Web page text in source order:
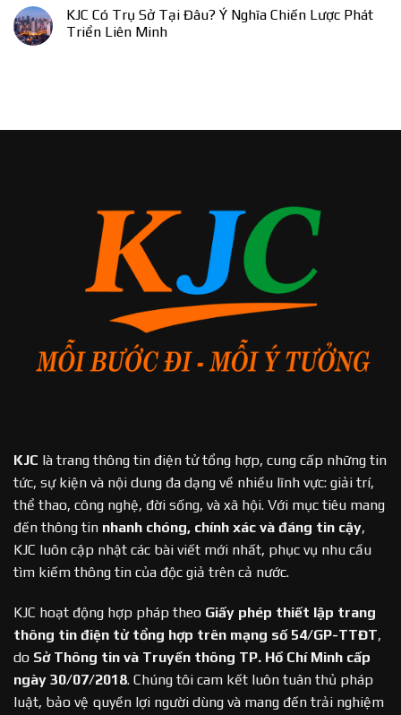
KJC Có Trụ Sở Tại Đâu? Ý Nghĩa Chiến Lược Phát
Triển Liên Minh
KJC là trang thông tin điện tử tổng hợp, cung cấp những tin
tức, sự kiện và nội dung đa dạng về nhiều lĩnh vực: giải trí,
thể thao, công nghệ, đời sống, và xã hội. Với mục tiêu mang
đến thông tin nhanh chóng, chính xác và đáng tin cậy,
KJC luôn cập nhật các bài viết mới nhất, phục vụ nhu cầu
tìm kiếm thông tin của độc giả trên cả nước.
KJC hoạt động hợp pháp theo Giấy phép thiết lập trang
thông tin điện tử tổng hợp trên mạng số 54/GP-TTĐT,
do Sở Thông tin và Truyền thông TP. Hồ Chí Minh cấp
ngày 30/07/2018. Chúng tôi cam kết luôn tuân thủ pháp
luật, bảo vệ quyền lợi người dùng và mang đến trải nghiệm